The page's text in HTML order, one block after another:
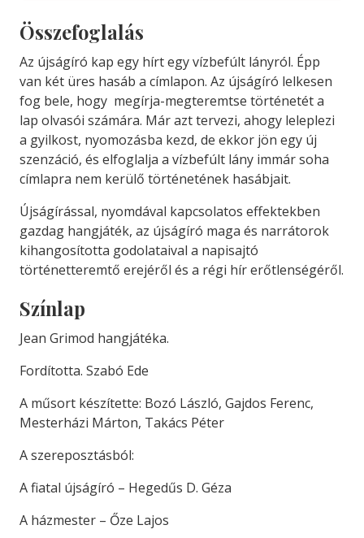
Összefoglalás
Az újságíró kap egy hírt egy vízbefúlt lányról. Épp
van két üres hasáb a címlapon. Az újságíró lelkesen
fog bele, hogy megírja-megteremtse történetét a
lap olvasói számára. Már azt tervezi, ahogy leleplezi
a gyilkost, nyomozásba kezd, de ekkor jön egy új
szenzáció, és elfoglalja a vízbefúlt lány immár soha
címlapra nem kerülő történetének hasábjait.
Újságírással, nyomdával kapcsolatos effektekben
gazdag hangjáték, az újságíró maga és narrátorok
kihangosította godolataival a napisajtó
történetteremtő erejéről és a régi hír erőtlenségéről.
Színlap
Jean Grimod hangjátéka.
Fordította. Szabó Ede
A műsort készítette: Bozó László, Gajdos Ferenc,
Mesterházi Márton, Takács Péter
A szereposztásból:
A fiatal újságíró – Hegedűs D. Géza
A házmester – Őze Lajos